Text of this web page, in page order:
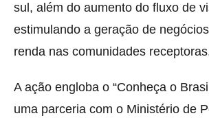
sul, além do aumento do fluxo de
estimulando a geração de
renda nas comunidades
A ação engloba o “Conheça o
uma parceria com o Ministério de